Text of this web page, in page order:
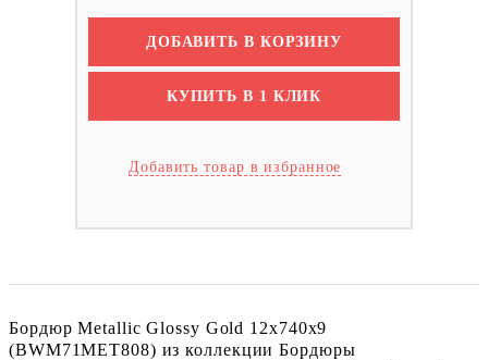
ДОБАВИТЬ В КОРЗИНУ
КУПИТЬ В 1 КЛИК
Добавить товар в избранное
Бордюр Metallic Glossy Gold 12x740x9
(BWM71MET808) из коллекции Бордюры